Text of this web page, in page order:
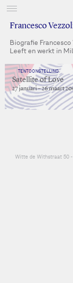
Francesco
Biografie
Leeft en werkt in
TENTOONSTELLING
Satellite of Love
27 januari – 26 maart
Witte de Withstraat 50